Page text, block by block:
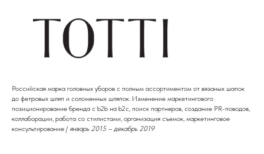
Российская марка головных уборов с полным ассортиментом от вязаных шапок
до фетровых шляп и соломенных шляпок. Изменение маркетингового
позиционирование бренда с b2b на b2c, поиск партнеров, создание PR-поводов,
коллаборации, работа со стилистами, организация съемок, маркетинговое
консультирование / январь 2015 – декабрь 2019